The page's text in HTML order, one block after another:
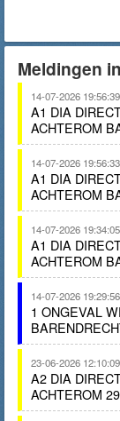
Meldingen
14-07-2026 19:56:39
A1 DIA
ACHTEROM
14-07-2026 19:56:33
A1 DIA
ACHTEROM
14-07-2026 19:34:05
A1 DIA
ACHTEROM
14-07-2026 19:29:56
1 ONGEVAL
23-06-2026 12:10:09
A2 DIA
ACHTEROM